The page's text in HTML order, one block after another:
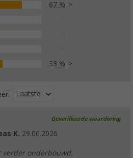
67 %
33 %
Laatste
Geverifieerde waardering
K. 29.06.2026
verder onderbouwd.